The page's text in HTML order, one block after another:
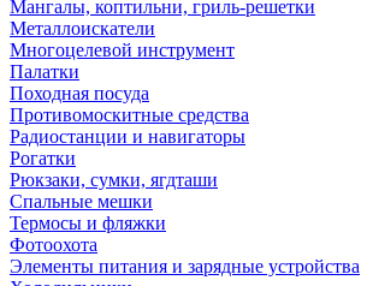
Мангалы, коптильни, гриль-решетки
Металлоискатели
Многоцелевой инструмент
Палатки
Походная посуда
Противомоскитные средства
Радиостанции и навигаторы
Рогатки
Рюкзаки, сумки, ягдташи
Спальные мешки
Термосы и фляжки
Фотоохота
Элементы питания и зарядные устройства